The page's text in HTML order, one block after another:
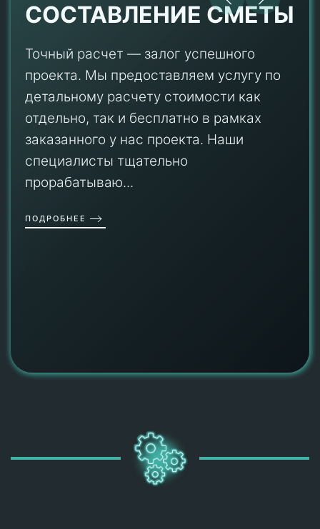
СОСТАВЛЕНИЕ СМЕТЫ
Точный расчет — залог успешного
проекта. Мы предоставляем услугу по
детальному расчету стоимости как
отдельно, так и бесплатно в рамках
заказанного у нас проекта. Наши
специалисты тщательно
прорабатываю...
ПОДРОБНЕЕ